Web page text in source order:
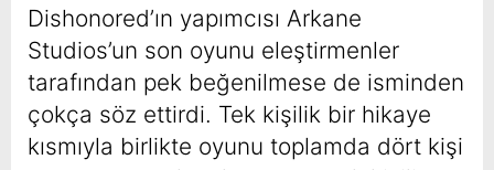
Dishonored’ın yapımcısı Arkane
Studios’un son oyunu eleştirmenler
tarafından pek beğenilmese de isminden
çokça söz ettirdi. Tek kişilik bir hikaye
kısmıyla birlikte oyunu toplamda dört kişi